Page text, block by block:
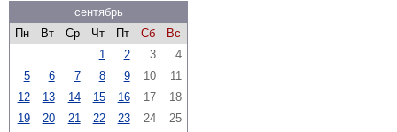
сентябрь
Пн
Вт Ср Чт Пт Сб
Вс
1
2 3
4
5
6 7 8 9 10
11
12
13 14 15 16 17
18
19
20 21 22 23 24 25